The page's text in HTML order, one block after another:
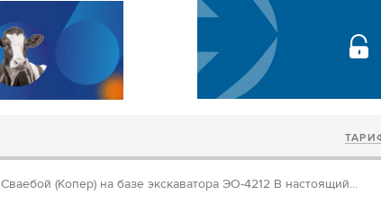
Сваебой (Копер) на базе экскаватора ЭО-4212 В настоящий...